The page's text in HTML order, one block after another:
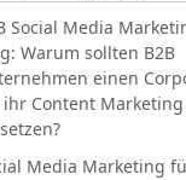
Social Media
Warum sollten B2B
einen
Content Marketing
Media Marketing